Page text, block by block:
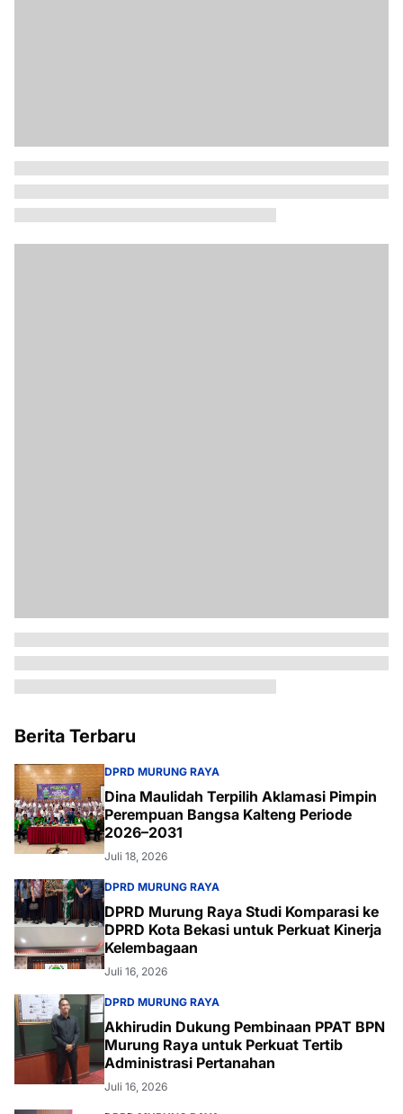
Berita Terbaru
DPRD MURUNG RAYA
Dina Maulidah Terpilih Aklamasi Pimpin
Perempuan Bangsa Kalteng Periode
2026–2031
Juli 18, 2026
DPRD MURUNG RAYA
DPRD Murung Raya Studi Komparasi ke
DPRD Kota Bekasi untuk Perkuat Kinerja
Kelembagaan
Juli 16, 2026
DPRD MURUNG RAYA
Akhirudin Dukung Pembinaan PPAT BPN
Murung Raya untuk Perkuat Tertib
Administrasi Pertanahan
Juli 16, 2026